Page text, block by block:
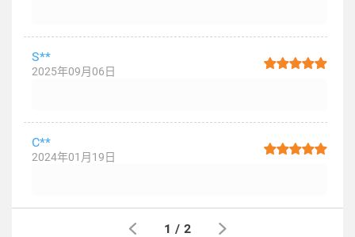
S**
2025年09月06日
C**
2024年01月19日
1 / 2